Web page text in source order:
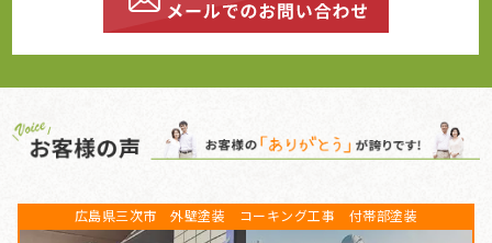
広島県三次市 外壁塗装 コーキング工事 付帯部塗装